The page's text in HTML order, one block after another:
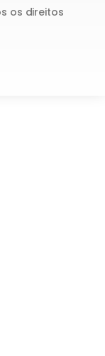
os direitos